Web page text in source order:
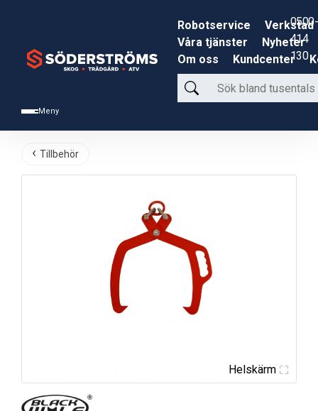
Meny
Robotservice
Verkstad
Våra tjänster
Nyheter
Om oss
Kundcenter
Sök
bland
produkter
0500-
414
130
Tillbehör
Helskärm